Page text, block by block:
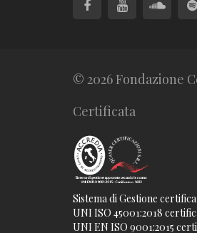
© 2026 Fondazione
Certificata
Sistema di Gestione
UNI ISO 45001:2018
UNI EN ISO 9001:2015